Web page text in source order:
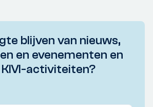
blijven van nieuws,
en evenementen en
activiteiten?